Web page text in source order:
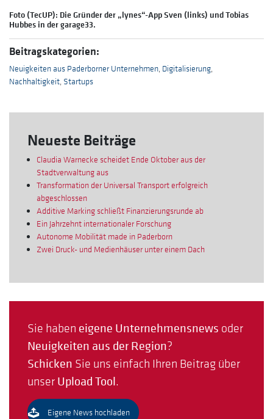
Foto (TecUP): Die Gründer der „lynes“-App Sven (links) und Tobias
Hubbes in der garage33.
Beitragskategorien:
Neuigkeiten aus Paderborner Unternehmen, Digitalisierung,
Nachhaltigkeit, Startups
Neueste Beiträge
Claudia Warnecke scheidet Ende Oktober aus der
Stadtverwaltung aus
Transformation der Universal Transport erfolgreich
abgeschlossen
Additive Marking schließt Finanzierungsrunde ab
Ein Jahrzehnt internationaler Forschung
Autonome Mobilität made in Paderborn
Zwei Druck- und Medienhäuser unter einem Dach
Sie haben eigene Unternehmensnews oder
Neuigkeiten aus der Region?
Schicken Sie uns einfach Ihren Beitrag über
unser Upload Tool.
Eigene News hochladen